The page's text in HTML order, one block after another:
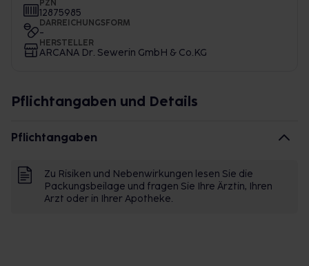
PZN
12875985
DARREICHUNGSFORM
-
HERSTELLER
ARCANA Dr. Sewerin GmbH & Co.KG
Pflichtangaben und Details
Pflichtangaben
Zu Risiken und Nebenwirkungen lesen Sie die
Packungsbeilage und fragen Sie Ihre Ärztin, Ihren
Arzt oder in Ihrer Apotheke.